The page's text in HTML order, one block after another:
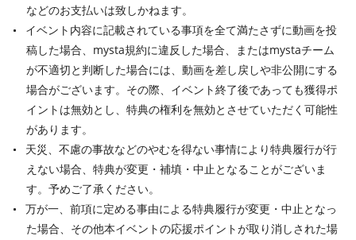
などのお支払いは致しかねます。
イベント内容に記載されている事項を全て満たさずに動画を投
稿した場合、mysta規約に違反した場合、またはmystaチーム
が不適切と判断した場合には、動画を差し戻しや非公開にする
場合がございます。その際、イベント終了後であっても獲得ポ
イントは無効とし、特典の権利を無効とさせていただく可能性
があります。
天災、不慮の事故などのやむを得ない事情により特典履行が行
えない場合、特典が変更・補填・中止となることがございま
す。予めご了承ください。
万が一、前項に定める事由による特典履行が変更・中止となっ
た場合、その他本イベントの応援ポイントが取り消しされた場